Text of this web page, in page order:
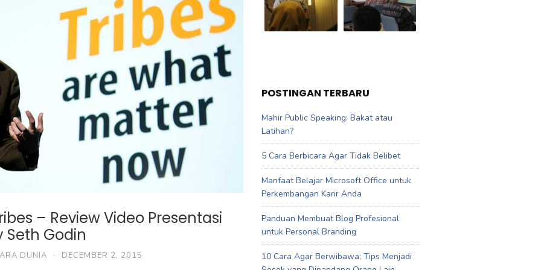
– Review Video Presentasi
Seth Godin
DUNIA · DECEMBER 2, 2015
POSTINGAN TERBARU
Mahir Public Speaking: Bakat atau
Latihan?
5 Cara Berbicara Agar Tidak Belibet
Manfaat Belajar Microsoft Office untuk
Perkembangan Karir Anda
Panduan Membuat Blog Profesional
untuk Personal Branding
10 Cara Agar Berwibawa: Tips Menjadi